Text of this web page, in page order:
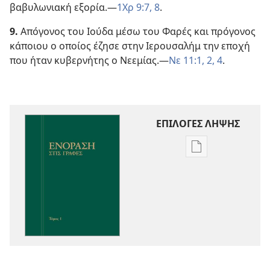
βαβυλωνιακή εξορία.—1Χρ 9:7, 8.
9. Απόγονος του Ιούδα μέσω του Φαρές και πρόγονος
κάποιου ο οποίος έζησε στην Ιερουσαλήμ την εποχή
που ήταν κυβερνήτης ο Νεεμίας.—Νε 11:1, 2, 4.
ΕΠΙΛΟΓΕΣ ΛΗΨΗΣ
Επιλογές